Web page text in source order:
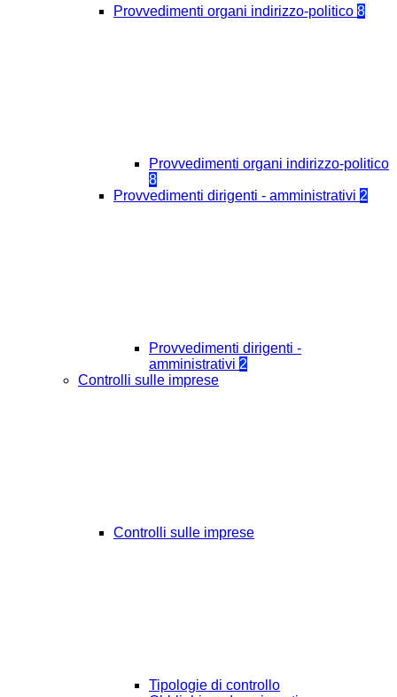
Provvedimenti organi indirizzo-politico 8
Provvedimenti organi indirizzo-politico
8
Provvedimenti dirigenti - amministrativi 2
Provvedimenti dirigenti -
amministrativi 2
Controlli sulle imprese
Controlli sulle imprese
Tipologie di controllo